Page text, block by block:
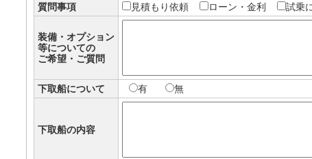
質問事項
見積もり依頼 ローン・金利 試乗
装備・オプション
等についての
ご希望・ご質問
下取船について 有 無
下取船の内容